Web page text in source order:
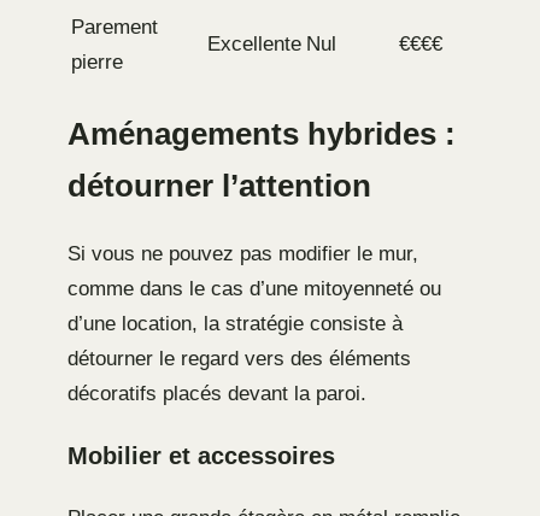
Parement
pierre
Excellente Nul €€€€
Aménagements hybrides :
détourner l’attention
Si vous ne pouvez pas modifier le mur,
comme dans le cas d’une mitoyenneté ou
d’une location, la stratégie consiste à
détourner le regard vers des éléments
décoratifs placés devant la paroi.
Mobilier et accessoires